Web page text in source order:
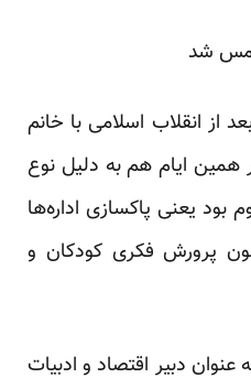
شمس شد
بعد از انقلاب اسلامی با خانم
همین ایام هم به دلیل نوع
بود یعنی پاکسازی اداره‌ها
پرورش فکری کودکان و
دبیر اقتصاد و ادبیات